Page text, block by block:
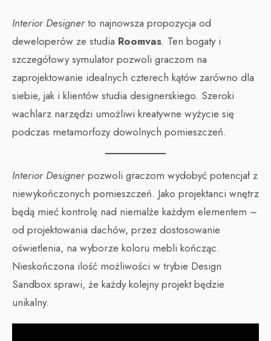
Interior Designerto najnowsza propozycja od
deweloperów ze studia Roomvas. Ten bogaty i
szczegółowy symulator pozwoli graczom na
zaprojektowanie idealnych czterech kątów zarówno dla
siebie, jak i klientów studia designerskiego. Szeroki
wachlarz narzędzi umożliwi kreatywne wyżycie się
podczas metamorfozy dowolnych pomieszczeń.
Interior Designerpozwoli graczom wydobyć potencjał z
niewykończonych pomieszczeń. Jako projektanci wnętrz
będą mieć kontrolę nad niemalże każdym elementem –
od projektowania dachów, przez dostosowanie
oświetlenia, na wyborze koloru mebli kończąc.
Nieskończona ilość możliwości w trybie Design
Sandbox sprawi, że każdy kolejny projekt będzie
unikalny.